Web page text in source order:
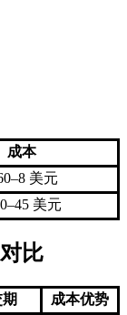
成本
美元
美元
比
成本优势